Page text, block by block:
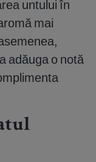
untului în
mai
adăuga o notă